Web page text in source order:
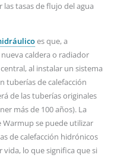
tasas de flujo del agua
es que, a
caldera o radiador
al instalar un sistema
tuberías de calefacción
de las tuberías originales
más de 100 años). La
Warmup se puede utilizar
de calefacción hidrónicos
lo que significa que si